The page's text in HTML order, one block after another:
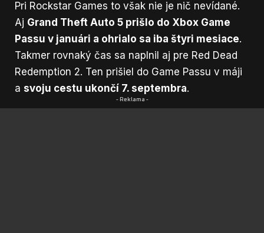
Pri Rockstar Games to však nie je nič nevídané.
Aj Grand Theft Auto 5 prišlo do Xbox Game
Passu v januári a ohrialo sa iba štyri mesiace.
Takmer rovnaký čas sa naplnil aj pre Red Dead
Redemption 2. Ten prišiel do Game Passu v máji
a svoju cestu ukončí 7. septembra.
- Reklama -